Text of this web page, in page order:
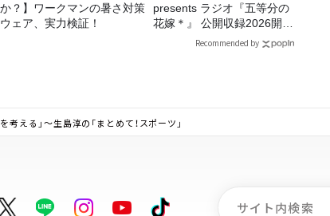
か？】ワークマンの暑さ対策
ウェア、実力検証！
presents ラジオ『五等分の
花嫁＊』 公開収録2026開催
Recommended by
える」～生島淳の「まとめて！スポーツ」